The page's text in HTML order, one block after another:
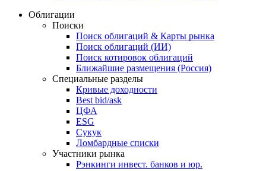
Облигации
Поиски
Поиск облигаций & Карты рынка
Поиск облигаций (ИИ)
Поиск котировок облигаций
Ближайшие размещения (Россия)
Специальные разделы
Кривые доходности
Best bid/ask
ЦФА
ESG
Сукук
Ломбардные списки
Участники рынка
Рэнкинги инвест. банков и юр.